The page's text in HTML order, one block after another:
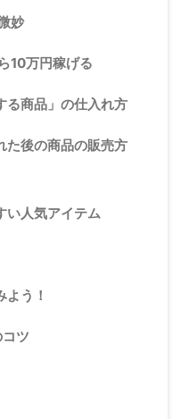
妙
10万円稼げる
る商品」の仕入れ方
た後の商品の販売方
い人気アイテム
う！
ツ